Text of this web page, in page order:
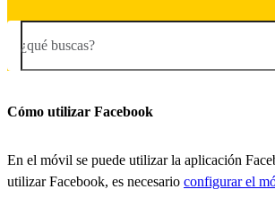
¿qué buscas?
Cómo utilizar Facebook
En el móvil se puede utilizar la aplicación
utilizar Facebook, es necesario configurar el